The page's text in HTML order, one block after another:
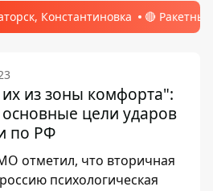
Константиновка 🔴
из зоны комфорта":
цели ударов
по РФ
отметил, что вторичная
психологическая